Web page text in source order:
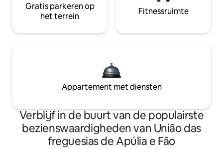
Gratis parkeren op
het terrein
Fitnessruimte
Appartement met diensten
Verblijf in de buurt van de populairste
bezienswaardigheden van União das
freguesias de Apúlia e Fão